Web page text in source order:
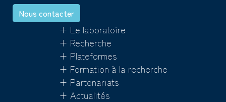
Nous contacter
+ Le laboratoire
+ Recherche
+ Plateformes
+ Formation à la recherche
+ Partenariats
+ Actualités